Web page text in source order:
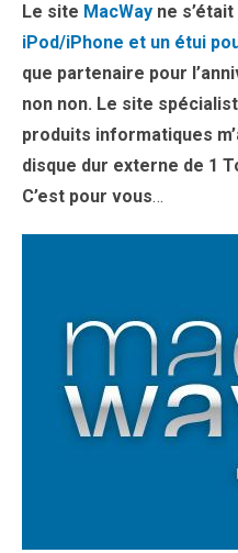
Le site MacWay ne
iPod/iPhone et un étui
que partenaire pour
non non. Le site
produits informatiques
disque dur externe de 1
C’est pour vous…